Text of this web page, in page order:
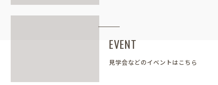
EVENT
見学会などのイベントはこちら